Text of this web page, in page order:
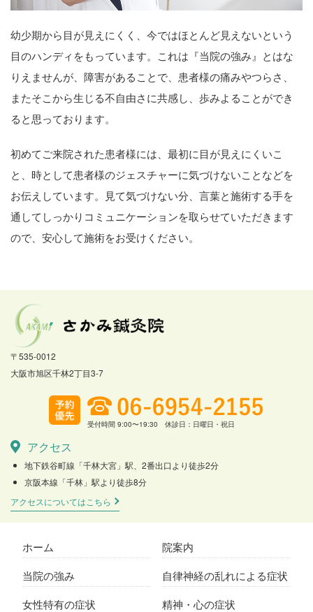
幼少期から目が見えにくく、今ではほとんど見えないという
目のハンディをもっています。これは『当院の強み』とはな
りえませんが、障害があることで、患者様の痛みやつらさ、
またそこから生じる不自由さに共感し、歩みよることができ
ると思っております。
初めてご来院された患者様には、最初に目が見えにくいこ
と、時として患者様のジェスチャーに気づけないことなどを
お伝えしています。見て気づけない分、言葉と施術する手を
通してしっかりコミュニケーションを取らせていただきます
ので、安心して施術をお受けください。
〒535-0012
大阪市旭区千林2丁目3-7
受付時間 9:00〜19:30 休診日：日曜日・祝日
アクセス
地下鉄谷町線「千林大宮」駅、2番出口より徒歩2分
京阪本線「千林」駅より徒歩8分
アクセスについてはこちら
ホーム
院案内
当院の強み
自律神経の乱れによる症状
女性特有の症状
精神・心の症状